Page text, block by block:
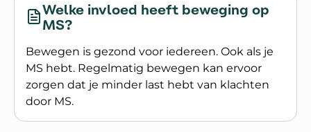
Welke invloed heeft beweging op
MS?
Bewegen is gezond voor iedereen. Ook als je
MS hebt. Regelmatig bewegen kan ervoor
zorgen dat je minder last hebt van klachten
door MS.
Lees meer over Welke invloed heeft beweging